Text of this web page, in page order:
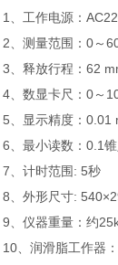
1、工作电源：
2、测量范围：0～
3、释放行程：62
4、数显卡尺：0～
5、显示精度：0.01
6、最小读数：0.1
7、计时范围: 5秒
8、外形尺寸:
9、仪器重量：约
10、润滑脂工作器